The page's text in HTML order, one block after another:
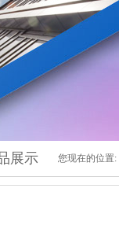
展示 您现在的位置: